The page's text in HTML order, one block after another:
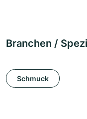
Branchen /
Schmuck